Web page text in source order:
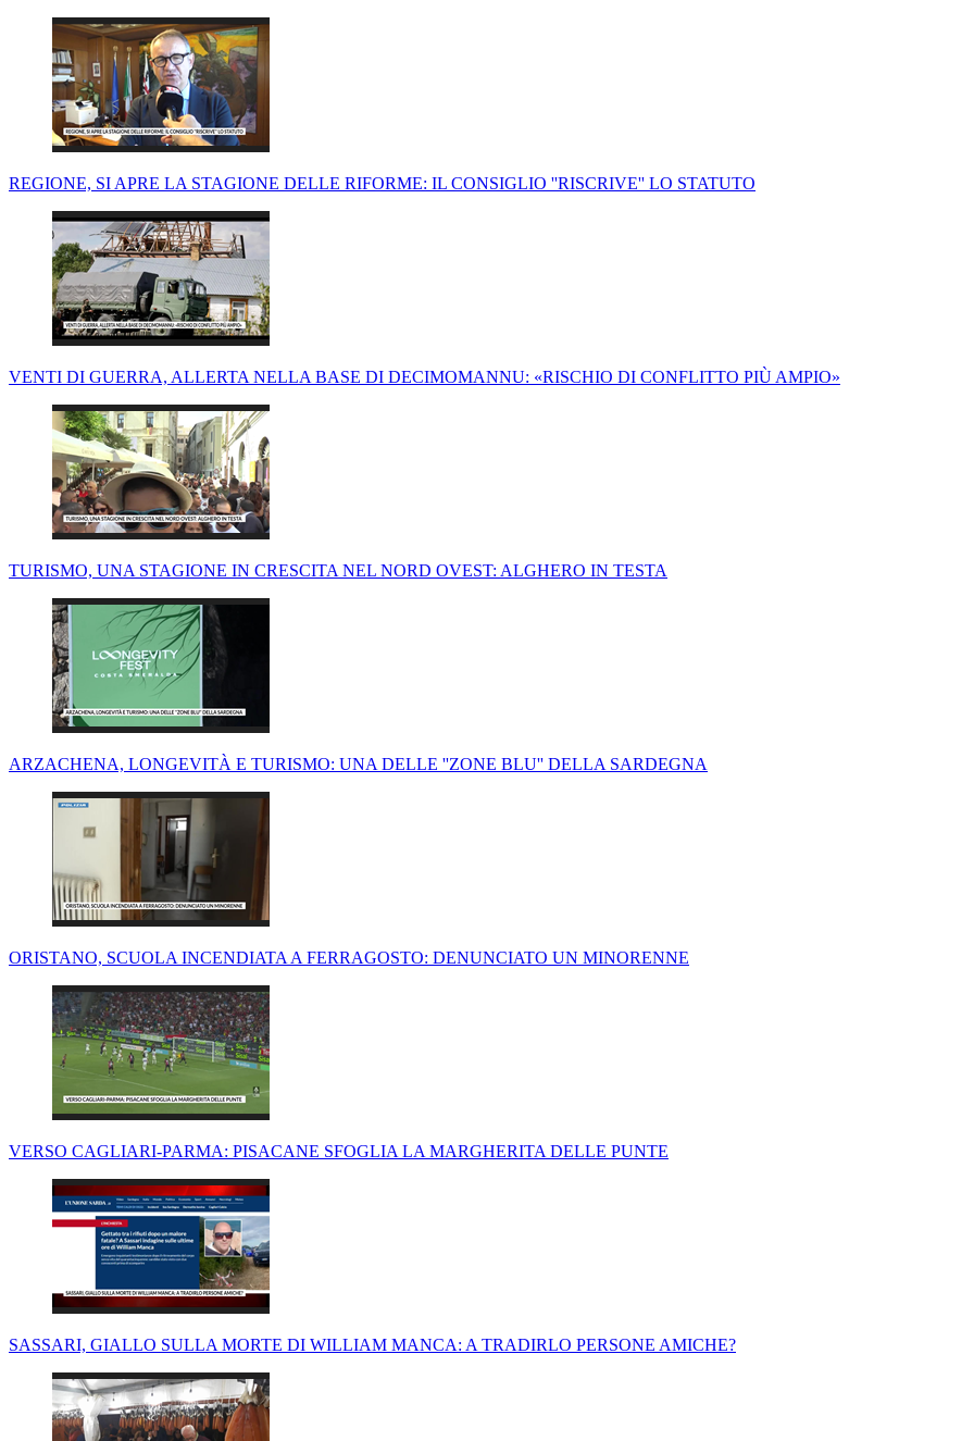
REGIONE, SI APRE LA STAGIONE DELLE RIFORME: IL CONSIGLIO ''RISCRIVE'' LO STATUTO
VENTI DI GUERRA, ALLERTA NELLA BASE DI DECIMOMANNU: «RISCHIO DI CONFLITTO PIÙ AMPIO»
TURISMO, UNA STAGIONE IN CRESCITA NEL NORD OVEST: ALGHERO IN TESTA
ARZACHENA, LONGEVITÀ E TURISMO: UNA DELLE ''ZONE BLU'' DELLA SARDEGNA
ORISTANO, SCUOLA INCENDIATA A FERRAGOSTO: DENUNCIATO UN MINORENNE
VERSO CAGLIARI-PARMA: PISACANE SFOGLIA LA MARGHERITA DELLE PUNTE
SASSARI, GIALLO SULLA MORTE DI WILLIAM MANCA: A TRADIRLO PERSONE AMICHE?